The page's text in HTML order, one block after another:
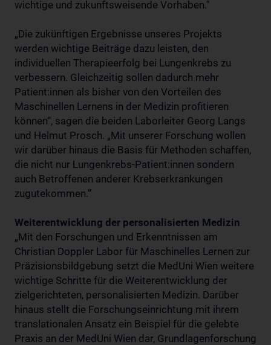
wichtige und zukunftsweisende Vorhaben."
„Die zukünftigen Ergebnisse unseres Projekts
werden wichtige Beiträge dazu leisten, den
individuellen Therapieerfolg bei Lungenkrebs zu
verbessern. Gleichzeitig sollen dadurch mehr
Patient:innen als bisher von den Vorteilen des
Maschinellen Lernens in der Medizin profitieren
können“, sagen die beiden Laborleiter Georg Langs
und Helmut Prosch. „Mit unserer Forschung wollen
wir darüber hinaus die Basis für Methoden schaffen,
die nicht nur Lungenkrebs-Patient:innen sondern
auch Betroffenen anderer Krebserkrankungen
zugutekommen.“
Weiterentwicklung der personalisierten Medizin
„Mit den Forschungen und Erkenntnissen am
Christian Doppler Labor für Maschinelles Lernen zur
Präzisionsbildgebung setzt die MedUni Wien weitere
wichtige Schritte für die Weiterentwicklung der
zielgerichteten, personalisierten Medizin. Darüber
hinaus stellt die Forschungseinrichtung mit ihrem
translationalen Ansatz ein Beispiel für die gelebte
Praxis an der MedUni Wien dar, Grundlagenforschung